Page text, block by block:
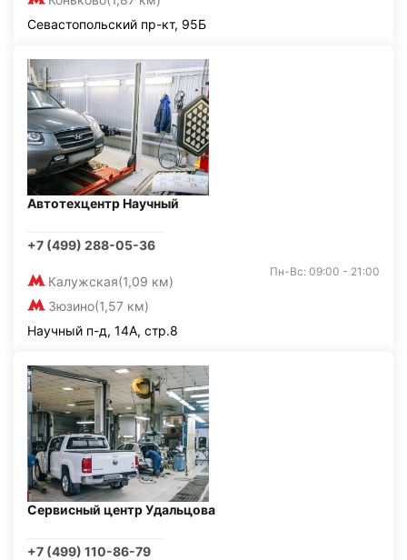
Севастопольский пр-кт, 95Б
Автотехцентр Научный
+7 (499) 288-05-36
Калужская(1,09 км)
Зюзино(1,57 км)
Пн-Вс: 09:00 - 21:00
Научный п-д, 14А, стр.8
Сервисный центр Удальцова
+7 (499) 110-86-79